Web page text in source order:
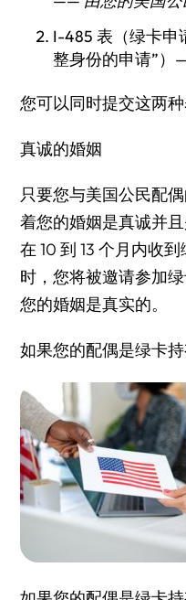
I-485 表（绿卡
整身份的申请”
您可以同时提交这两种
真诚的婚姻
只要您与美国公民配
着您的婚姻是真诚并
在 10 到 13 个月内收
时，您将被邀请参加
您的婚姻是真实的。
如果您的配偶是绿卡